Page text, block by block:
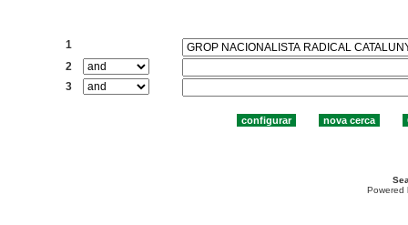
1
2
3
Powered